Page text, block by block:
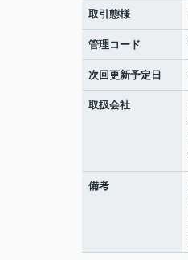
取引態様
管理コード
次回更新予定日
取扱会社
備考